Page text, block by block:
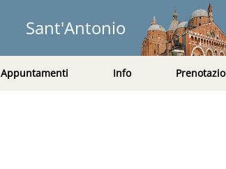
Sant'Antonio
Appuntamenti Info